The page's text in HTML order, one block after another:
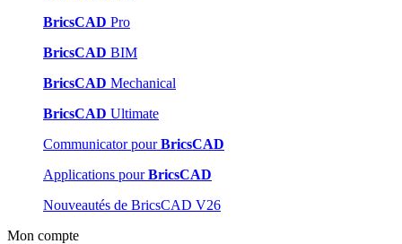
BricsCAD Pro
BricsCAD BIM
BricsCAD Mechanical
BricsCAD Ultimate
Communicator pourBricsCAD
Applications pourBricsCAD
Nouveautés de BricsCAD V26
Mon compte